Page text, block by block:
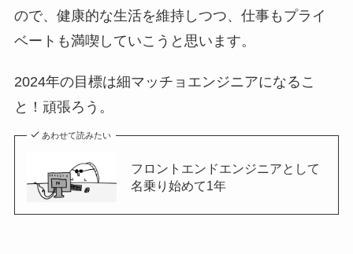
ので、健康的な生活を維持しつつ、仕事もプライ
ベートも満喫していこうと思います。
2024年の目標は細マッチョエンジニアになるこ
と！頑張ろう。
あわせて読みたい
フロントエンドエンジニアとして
名乗り始めて1年